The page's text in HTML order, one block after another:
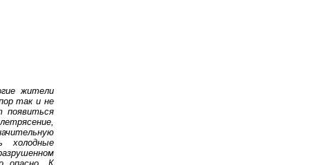
жители
так и не
холодные